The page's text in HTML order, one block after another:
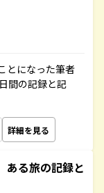
とになった筆者
間の記録と記
詳細を見る
る旅の記録と